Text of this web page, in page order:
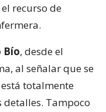
recurso de
Bío, desde el
al señalar que se
totalmente
Tampoco